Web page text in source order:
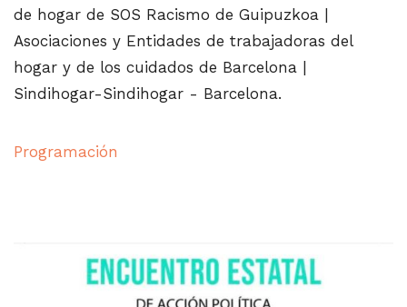
de hogar de SOS Racismo de Guipuzkoa |
Asociaciones y Entidades de trabajadoras del
hogar y de los cuidados de Barcelona |
Sindihogar-Sindihogar - Barcelona.
Programación